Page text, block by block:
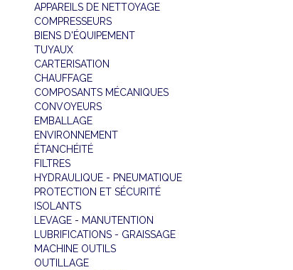
APPAREILS DE NETTOYAGE
COMPRESSEURS
BIENS D'ÉQUIPEMENT
TUYAUX
CARTERISATION
CHAUFFAGE
COMPOSANTS MÉCANIQUES
CONVOYEURS
EMBALLAGE
ENVIRONNEMENT
ÉTANCHÉITÉ
FILTRES
HYDRAULIQUE - PNEUMATIQUE
PROTECTION ET SÉCURITÉ
ISOLANTS
LEVAGE - MANUTENTION
LUBRIFICATIONS - GRAISSAGE
MACHINE OUTILS
OUTILLAGE